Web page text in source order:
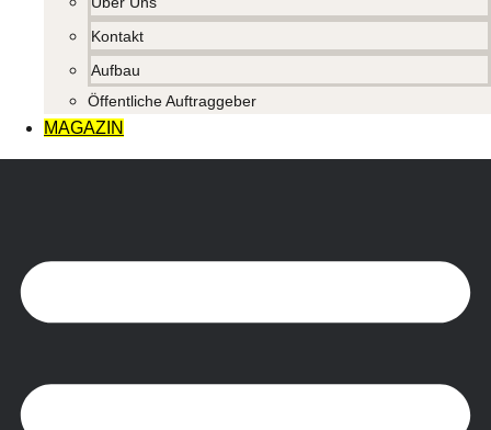
Kontakt
Aufbau
Öffentliche Auftraggeber
MAGAZIN